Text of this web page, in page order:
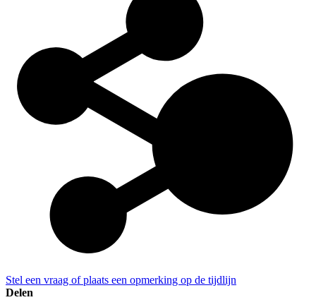
Stel een vraag of plaats een opmerking op de tijdlijn
Delen